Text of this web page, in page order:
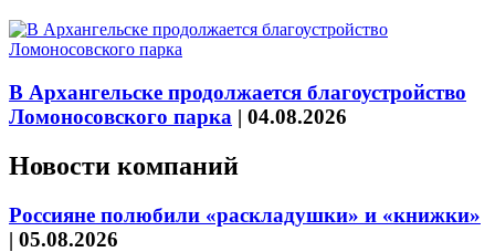
В Архангельске продолжается благоустройство
Ломоносовского парка | 04.08.2026
Новости компаний
Россияне полюбили «раскладушки» и «книжки»
| 05.08.2026